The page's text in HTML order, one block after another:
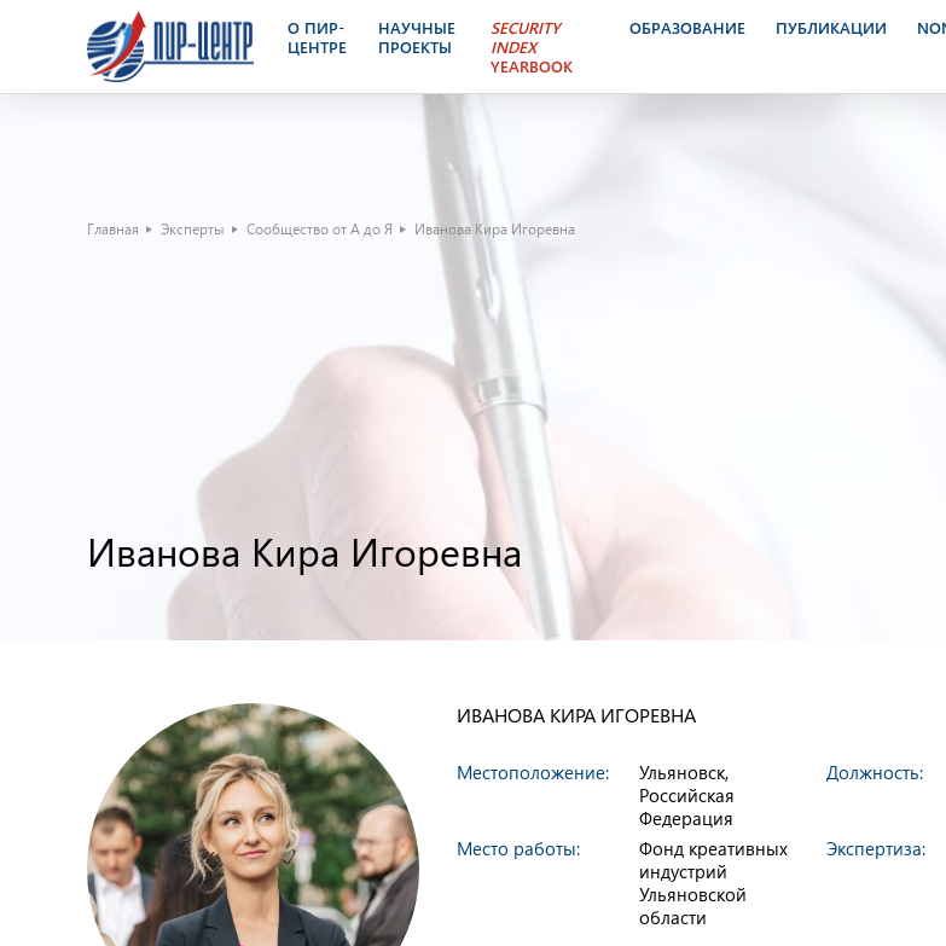
О ПИР-
ЦЕНТРЕ
НАУЧНЫЕ
ПРОЕКТЫ
SECURITY
INDEX
YEARBOOK
ОБРАЗОВАНИЕ ПУБЛИКАЦИИ
Главная Эксперты Сообщество от А до Я Иванова Кира Игоревна
Иванова Кира Игоревна
ИВАНОВА КИРА ИГОРЕВНА
Местоположение:
Ульяновск,
Российская
Федерация
Место работы:
Фонд креативных
индустрий
Ульяновской
области
Должность:
Экспертиза: